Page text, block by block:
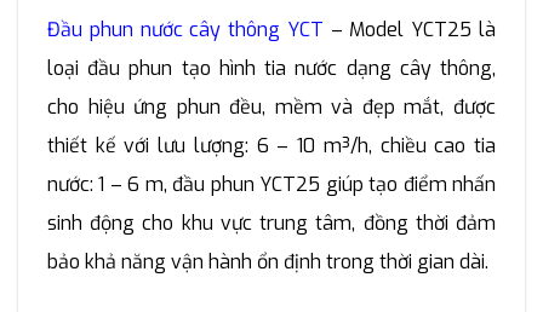
Đầu phun nước cây thông YCT – Model YCT25 là
loại đầu phun tạo hình tia nước dạng cây thông,
cho hiệu ứng phun đều, mềm và đẹp mắt, được
thiết kế với lưu lượng: 6 – 10 m³/h, chiều cao tia
nước: 1 – 6 m, đầu phun YCT25 giúp tạo điểm nhấn
sinh động cho khu vực trung tâm, đồng thời đảm
bảo khả năng vận hành ổn định trong thời gian dài.